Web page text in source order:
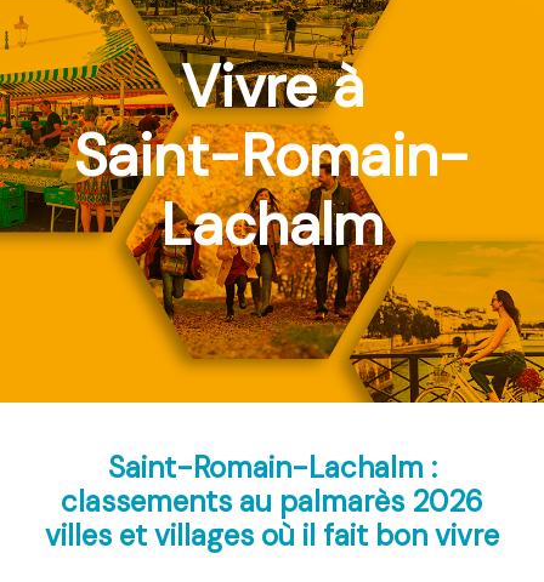
Vivre à
Saint-Romain-
Lachalm
Saint-Romain-Lachalm :
classements au palmarès 2026
villes et villages où il fait bon vivre